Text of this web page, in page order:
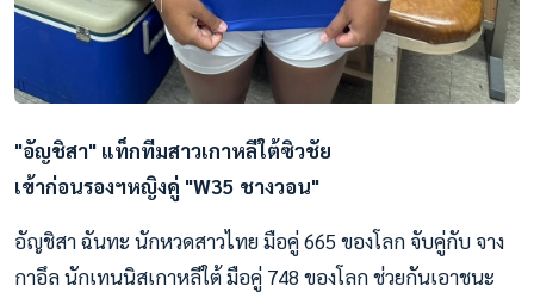
"อัญชิสา" แท็กทีมสาวเกาหลีใต้ซิวชัย
เข้าก่อนรองฯหญิงคู่ "W35 ชางวอน"
อัญชิสา ฉันทะ นักหวดสาวไทย มือคู่ 665 ของโลก จับคู่กับ จาง
กาอึล นักเทนนิสเกาหลีใต้ มือคู่ 748 ของโลก ช่วยกันเอาชนะ